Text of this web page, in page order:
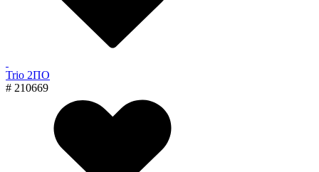
Trio 2ПО
# 210669